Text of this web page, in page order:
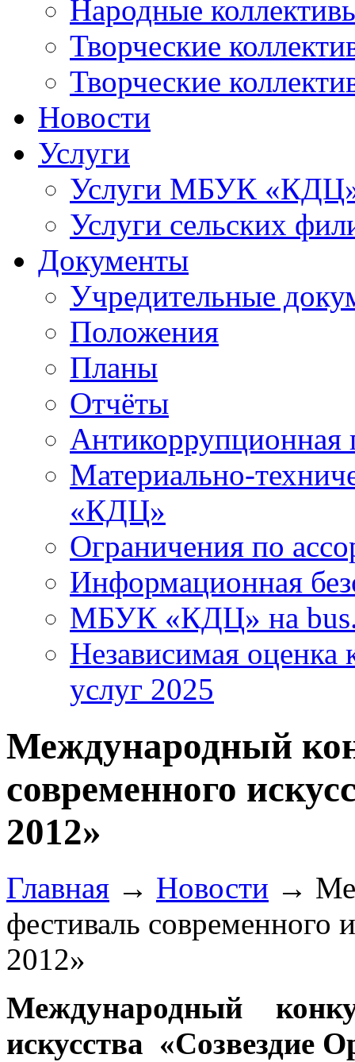
Народные
Творческие
Творческие
Новости
Услуги
Услуги МБУК
Услуги сельских
Документы
Учредительные
Положения
Планы
Отчёты
Антикоррупционная
Материально-
«КДЦ»
Ограничения по
Информационная
МБУК «КДЦ» на
Независимая оценка
услуг 2025
Международный
современного
2012»
Главная → Новости →
фестиваль современного
2012»
Международный
искусства «Созвездие